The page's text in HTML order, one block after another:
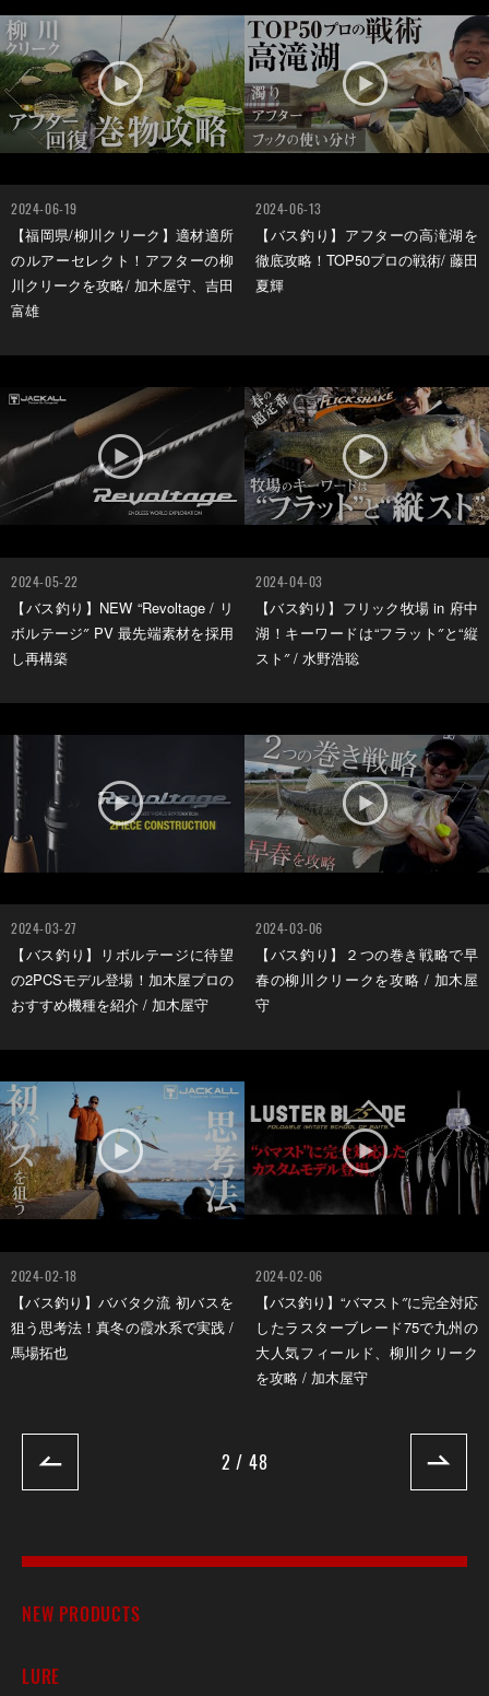
2024-06-19
【福岡県/柳川クリーク】適材適所
のルアーセレクト！アフターの柳
川クリークを攻略/ 加木屋守、吉田
富雄
2024-06-13
【バス釣り】アフターの高滝湖を
徹底攻略！TOP50プロの戦術/ 藤田
夏輝
2024-05-22
【バス釣り】NEW “Revoltage / リ
ボルテージ″ PV 最先端素材を採用
し再構築
2024-04-03
【バス釣り】フリック牧場 in 府中
湖！キーワードは“フラット″と“縦
スト″ / 水野浩聡
2024-03-27
【バス釣り】リボルテージに待望
の2PCSモデル登場！加木屋プロの
おすすめ機種を紹介 / 加木屋守
2024-03-06
【バス釣り】２つの巻き戦略で早
春の柳川クリークを攻略 / 加木屋
守
2024-02-18
【バス釣り】ババタク流 初バスを
狙う思考法！真冬の霞水系で実践 /
馬場拓也
2024-02-06
【バス釣り】“バマスト″に完全対応
したラスターブレード75で九州の
大人気フィールド、柳川クリーク
を攻略 / 加木屋守
2 / 48
NEW PRODUCTS
LURE